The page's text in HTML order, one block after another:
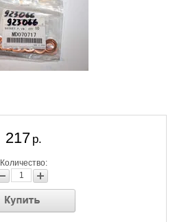
217 р.
Количество: